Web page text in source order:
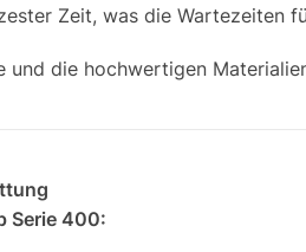
Zeit, was die Wartezeiten
und die hochwertigen
Serie 400: